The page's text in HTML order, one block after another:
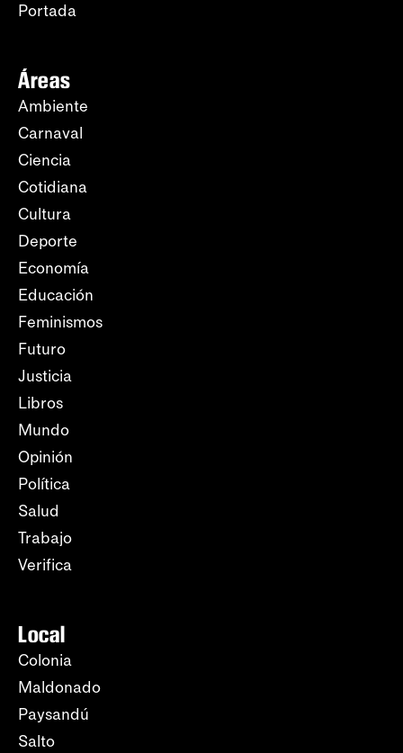
Portada
Áreas
Ambiente
Carnaval
Ciencia
Cotidiana
Cultura
Deporte
Economía
Educación
Feminismos
Futuro
Justicia
Libros
Mundo
Opinión
Política
Salud
Trabajo
Verifica
Local
Colonia
Maldonado
Paysandú
Salto